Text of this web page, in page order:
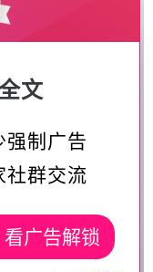
文
强制广告
社群交流
广告解锁